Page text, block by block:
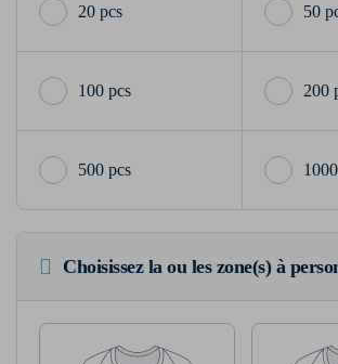
20 pcs 50
100 pcs 200
500 pcs
Choisissez la ou les zone(s) à